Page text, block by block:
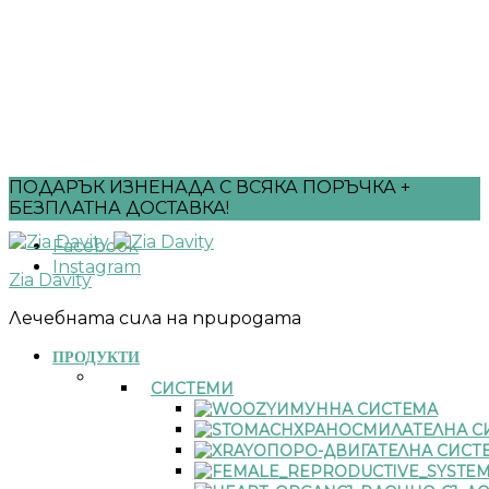
ПОДАРЪК ИЗНЕНАДА С ВСЯКА ПОРЪЧКА +
БЕЗПЛАТНА ДОСТАВКА!
Facebook
Instagram
Zia Davity
Лечебната сила на природата
ПРОДУКТИ
СИСТЕМИ
ИМУННА СИСТЕМА
ХРАНОСМИЛАТЕЛНА
ОПОРО-ДВИГАТЕЛНА